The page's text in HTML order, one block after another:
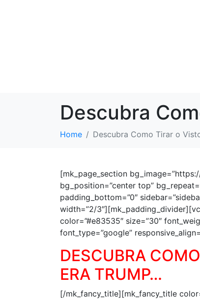
Descubra
Home Descubra Como Tirar o
[mk_page_section
bg_position=”center top”
padding_bottom=”0″
width=”2/
color=”#e83535″ size=”30″
font_type=”google”
DESCUBRA
ERA TRUMP…
[/mk_fancy_title][mk_fancy_title